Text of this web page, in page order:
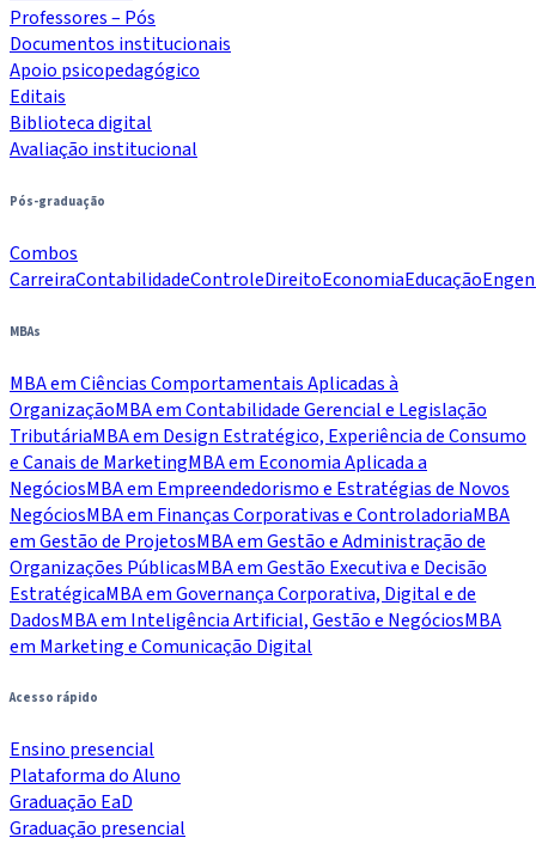
Professores – Pós
Documentos institucionais
Apoio psicopedagógico
Editais
Biblioteca digital
Avaliação institucional
Pós-graduação
Combos
CarreiraContabilidadeControleDireitoEconomiaEducação
MBAs
MBA em Ciências Comportamentais Aplicadas à
OrganizaçãoMBA em Contabilidade Gerencial e Legislação
TributáriaMBA em Design Estratégico, Experiência de Consumo
e Canais de MarketingMBA em Economia Aplicada a
NegóciosMBA em Empreendedorismo e Estratégias de Novos
NegóciosMBA em Finanças Corporativas e ControladoriaMBA
em Gestão de ProjetosMBA em Gestão e Administração de
Organizações PúblicasMBA em Gestão Executiva e Decisão
EstratégicaMBA em Governança Corporativa, Digital e de
DadosMBA em Inteligência Artificial, Gestão e NegóciosMBA
em Marketing e Comunicação Digital
Acesso rápido
Ensino presencial
Plataforma do Aluno
Graduação EaD
Graduação presencial